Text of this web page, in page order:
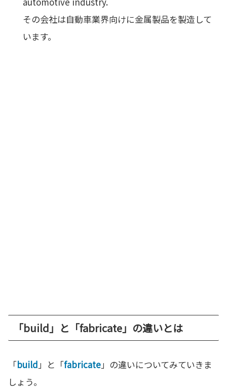
その会社は自動車業界向けに金属製品を製造して
います。
「build」と「fabricate」の違いとは
「build」と「fabricate」の違いについてみていきま
しょう。